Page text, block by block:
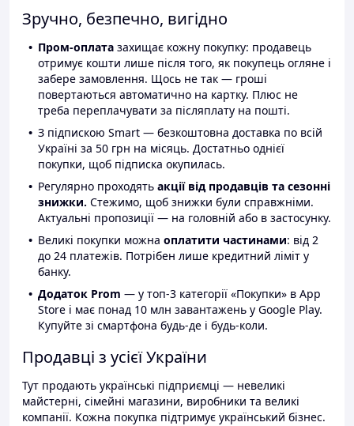
Зручно, безпечно, вигідно
Пром-оплата захищає кожну покупку: продавець
отримує кошти лише після того, як покупець огляне і
забере замовлення. Щось не так — гроші
повертаються автоматично на картку. Плюс не
треба переплачувати за післяплату на пошті.
З підпискою Smart — безкоштовна доставка по всій
Україні за 50 грн на місяць. Достатньо однієї
покупки, щоб підписка окупилась.
Регулярно проходять акції від продавців та сезонні
знижки. Стежимо, щоб знижки були справжніми.
Актуальні пропозиції — на головній або в застосунку.
Великі покупки можна оплатити частинами: від 2
до 24 платежів. Потрібен лише кредитний ліміт у
банку.
Додаток Prom — у топ-3 категорії «Покупки» в App
Store і має понад 10 млн завантажень у Google Play.
Купуйте зі смартфона будь-де і будь-коли.
Продавці з усієї України
Тут продають українські підприємці — невеликі
майстерні, сімейні магазини, виробники та великі
компанії. Кожна покупка підтримує український бізнес.